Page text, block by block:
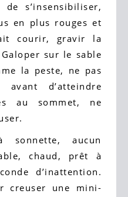
s’insensibiliser,
en plus rouges et
courir, gravir la
sur le sable
la peste, ne pas
d’atteindre
au sommet, ne
aucun
chaud, prêt à
d’inattention.
creuser une mini-